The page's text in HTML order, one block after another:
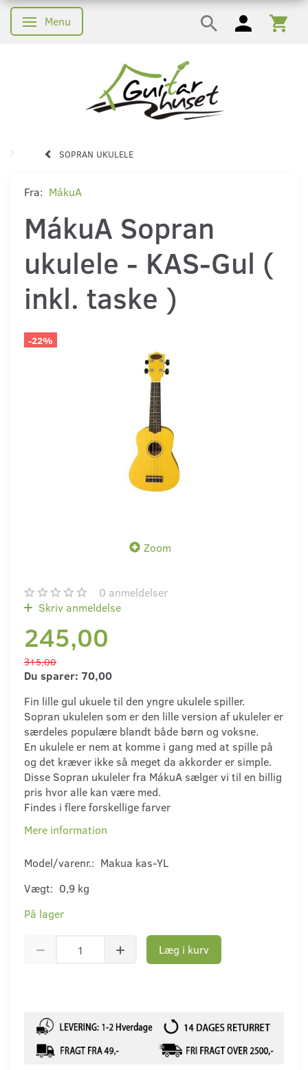
Skifte navigation
Menu
SOPRAN UKULELE
Fra: MákuA
MákuA Sopran
ukulele - KAS-Gul (
inkl. taske )
-22%
Zoom
0 anmeldelser
Skriv anmeldelse
245,00
315,00
Du sparer: 70,00
Fin lille gul ukuele til den yngre ukulele spiller.
Sopran ukulelen som er den lille version af ukuleler er
særdeles populære blandt både børn og voksne.
En ukulele er nem at komme i gang med at spille på
og det kræver ikke så meget da akkorder er simple.
Disse Sopran ukuleler fra MákuA sælger vi til en billig
pris hvor alle kan være med.
Findes i flere forskellige farver
Mere information
Model/varenr.: Makua kas-YL
Vægt: 0,9 kg
På lager
Læg i kurv